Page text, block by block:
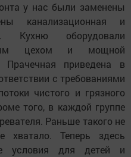
у нас были заменены
канализационная и
Кухню оборудовали
цехом и мощной
Прачечная приведена в
с требованиями
чистого и грязного
того, в каждой группе
Раньше такого не
Теперь здесь
условия для детей и